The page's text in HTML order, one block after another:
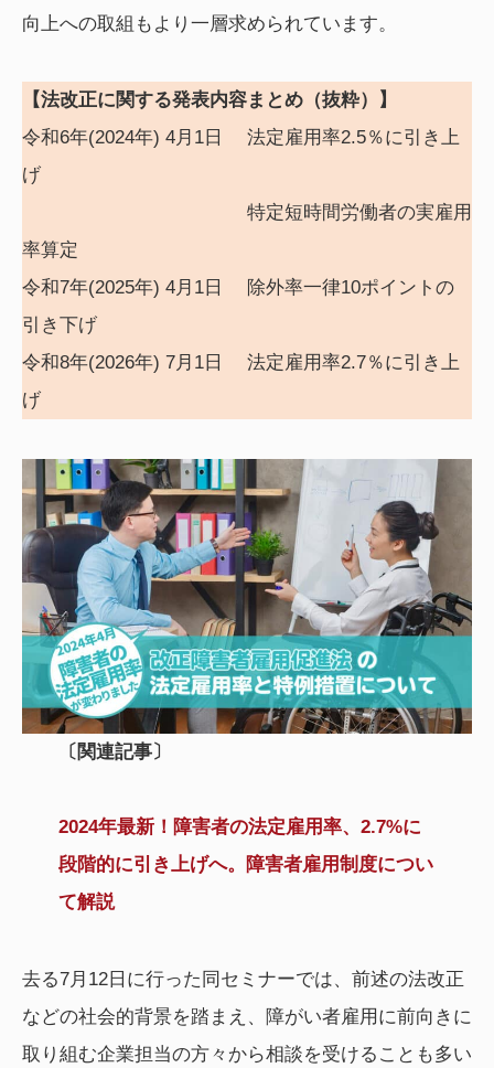
向上への取組もより一層求められています。
【法改正に関する発表内容まとめ（抜粋）】
令和6年(2024年) 4月1日 法定雇用率2.5％に引き上
げ
特定短時間労働者の実雇用
率算定
令和7年(2025年) 4月1日 除外率一律10ポイントの
引き下げ
令和8年(2026年) 7月1日 法定雇用率2.7％に引き上
げ
〔 関連記事〕
2024年最新！障害者の法定雇用率、2.7%に
段階的に引き上げへ。障害者雇用制度につい
て解説
去る7月12日に行った同セミナーでは、前述の法改正
などの社会的背景を踏まえ、障がい者雇用に前向きに
取り組む企業担当の方々から相談を受けることも多い